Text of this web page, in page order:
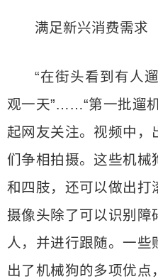
满足新兴消费需求
“在街头看到有人
观一天”……“第一批遛
起网友关注。视频中，
们争相拍摄。这些机械
和四肢，还可以做出打
摄像头除了可以识别障
人，并进行跟随。一些
出了机械狗的多项优点